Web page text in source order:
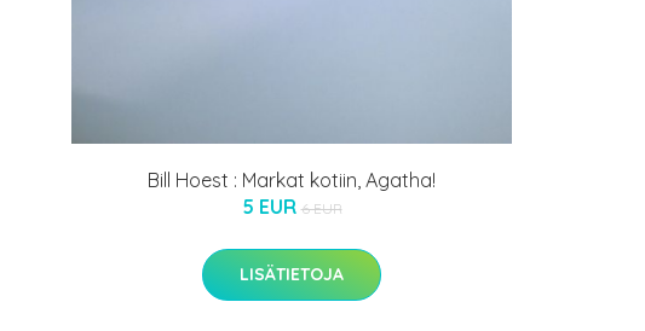
Bill Hoest : Markat kotiin, Agatha!
5 EUR 6 EUR
LISÄTIETOJA